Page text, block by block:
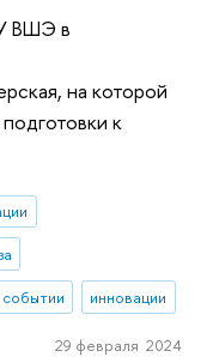
ВШЭ в
на которой
к
инновации
29 февраля 2024